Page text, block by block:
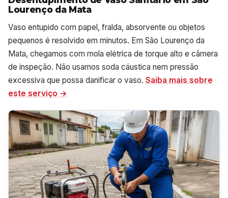
Lourenço da Mata
Vaso entupido com papel, fralda, absorvente ou objetos
pequenos é resolvido em minutos. Em São Lourenço da
Mata, chegamos com mola elétrica de torque alto e câmera
de inspeção. Não usamos soda cáustica nem pressão
excessiva que possa danificar o vaso. Saiba mais sobre
este serviço →